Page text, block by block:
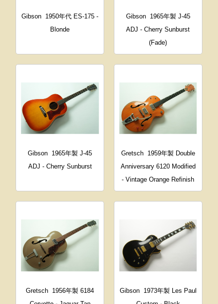
Gibson 1950年代 ES-175 -
Blonde
Gibson
1965年製 J-45
ADJ - Cherry Sunburst
(Fade)
Gibson 1965年製 J-45
ADJ - Cherry Sunburst
Gretsch
1959年製 Double
Anniversary 6120 Modified
- Vintage Orange Refinish
Gretsch 1956年製 6184
Gibson
1973年製 Les Paul